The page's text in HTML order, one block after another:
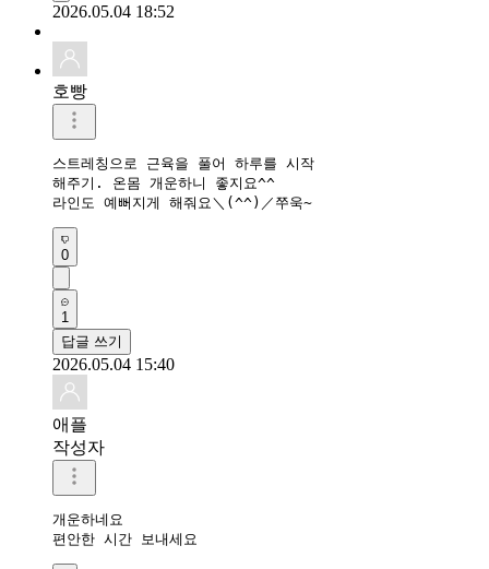
2026.05.04 18:52
호빵
스트레칭으로 근육을 풀어 하루를 시작
해주기. 온몸 개운하니 좋지요^^
라인도 예뻐지게 해줘요＼(^^)／쭈욱~
0
1
답글 쓰기
2026.05.04 15:40
애플
작성자
개운하네요
편안한 시간 보내세요